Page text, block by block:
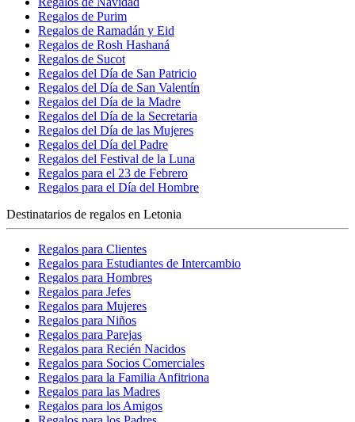
Regalos de Purim
Regalos de Ramadán y Eid
Regalos de Rosh Hashaná
Regalos de Sucot
Regalos del Día de San Patricio
Regalos del Día de San Valentín
Regalos del Día de la Madre
Regalos del Día de la Secretaria
Regalos del Día de las Mujeres
Regalos del Día del Padre
Regalos del Festival de la Luna
Regalos para el 23 de Febrero
Regalos para el Día del Hombre
Destinatarios de regalos en Letonia
Regalos para Clientes
Regalos para Estudiantes de Intercambio
Regalos para Hombres
Regalos para Jefes
Regalos para Mujeres
Regalos para Niños
Regalos para Parejas
Regalos para Recién Nacidos
Regalos para Socios Comerciales
Regalos para la Familia Anfitriona
Regalos para las Madres
Regalos para los Amigos